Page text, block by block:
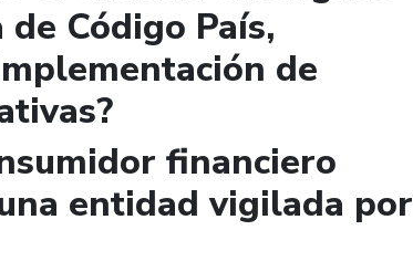
Código País,
de
financiero
entidad vigilada por